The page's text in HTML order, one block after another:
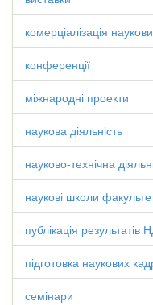
комерціалізація
конференції
міжнародні проекти
наукова діяльність
науково-технічна
наукові школи
публікація результатів
підготовка наукових
семінари